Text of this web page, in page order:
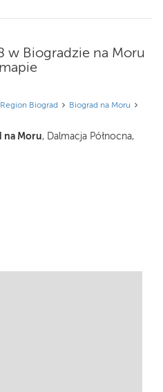
w Biogradzie na Moru
Region Biograd
Biograd na Moru
na Moru, Dalmacja Północna,